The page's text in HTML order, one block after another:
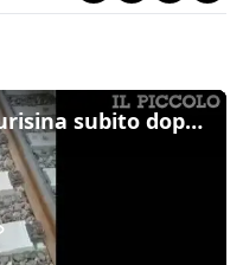
Il treno deragliato ad Aurisina subito dopo l'incidente